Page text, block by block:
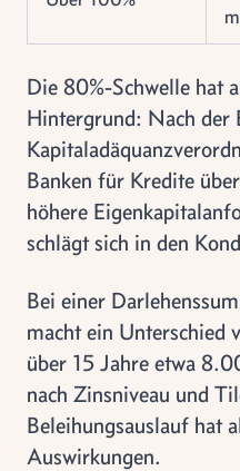
Die 80%-Schwelle hat
Hintergrund: Nach der
Banken für Kredite
höhere
schlägt sich in den
Bei einer
macht ein Unterschied
über 15 Jahre etwa
nach Zinsniveau und
Beleihungsauslauf hat
Auswirkungen.